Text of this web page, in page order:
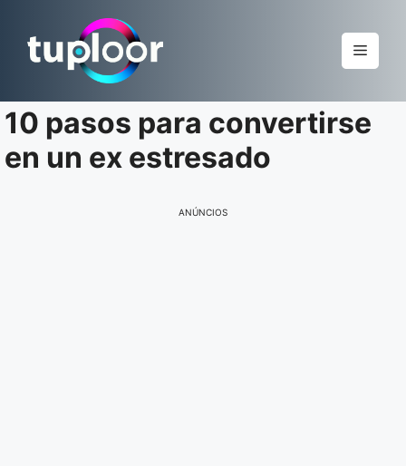
para
Menu
10 pasos para convertirse
en un ex estresado
ANÚNCIOS